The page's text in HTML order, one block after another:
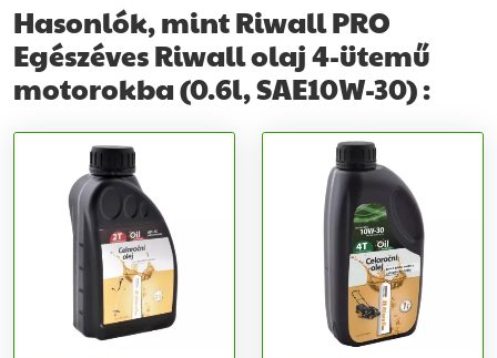
Hasonlók, mint Riwall PRO
Egészéves Riwall olaj 4-ütemű
motorokba (0.6l, SAE10W-30) :